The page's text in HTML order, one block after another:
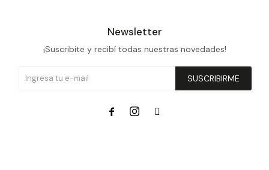
Newsletter
¡Suscribite y recibí todas nuestras novedades!
SUSCRIBIRME
  